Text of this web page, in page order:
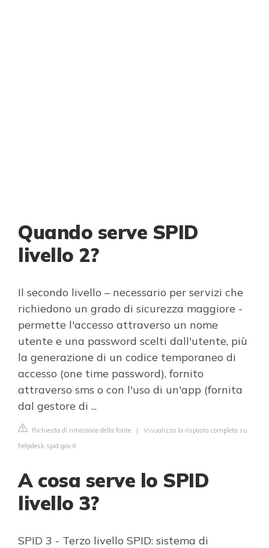
Quando serve SPID
livello 2?
Il secondo livello – necessario per servizi che
richiedono un grado di sicurezza maggiore -
permette l'accesso attraverso un nome
utente e una password scelti dall'utente, più
la generazione di un codice temporaneo di
accesso (one time password), fornito
attraverso sms o con l'uso di un'app (fornita
dal gestore di ...
Richiesta di rimozione della fonte | Visualizza la risposta completa su
helpdesk.spid.gov.it
A cosa serve lo SPID
livello 3?
SPID 3 - Terzo livello SPID: sistema di